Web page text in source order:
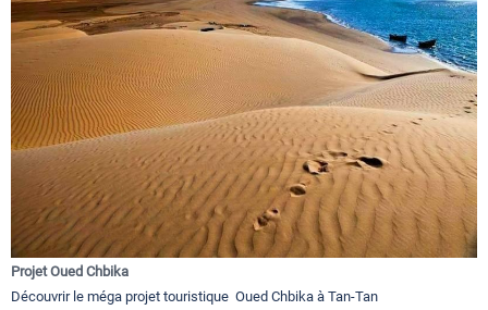
Projet Oued Chbika
Découvrir le méga projet touristique Oued Chbika à Tan-Tan